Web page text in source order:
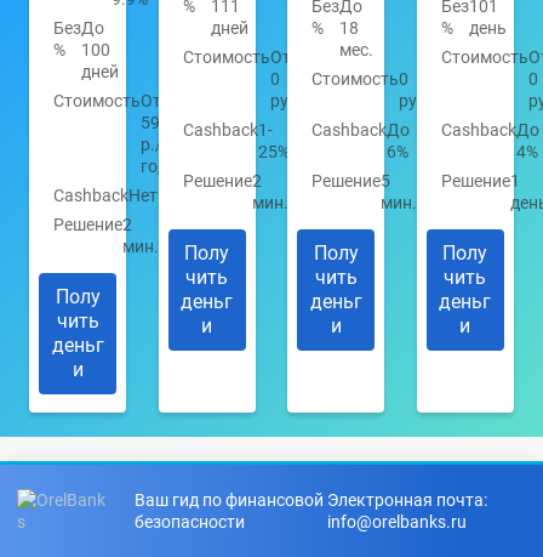
Без
%
До
100
дней
СтоимостьОт
590
р./
год
CashbackНет
Решение2
мин.
Полу
чить
деньг
и
%
111
дней
СтоимостьОт
0
руб.
Cashback1-
25%
Решение2
мин.
Полу
чить
деньг
и
Без
%
До
18
мес.
Стоимость0
руб.
CashbackДо
6%
Решение5
мин.
Полу
чить
деньг
и
Без
%
101
день
Стоимость
0
CashbackДо
4%
Решение1
Полу
чить
деньг
и
Ваш гид по финансовой
безопасности
Электронная почта:
info@orelbanks.ru